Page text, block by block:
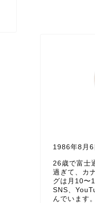
1986年8月6
26歳で富士
過ぎて、カ
グは月10〜
SNS、
んでいます